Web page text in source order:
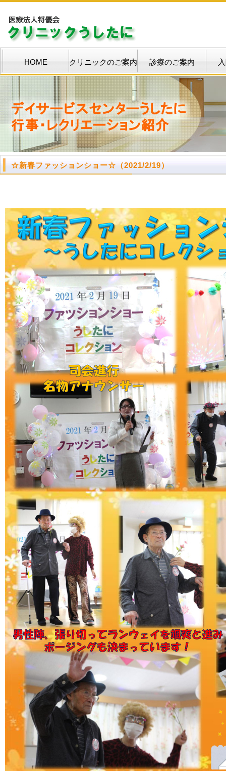
HOME クリニックのご案内 診療のご案内
☆新春ファッションショー☆ （2021/2/19）